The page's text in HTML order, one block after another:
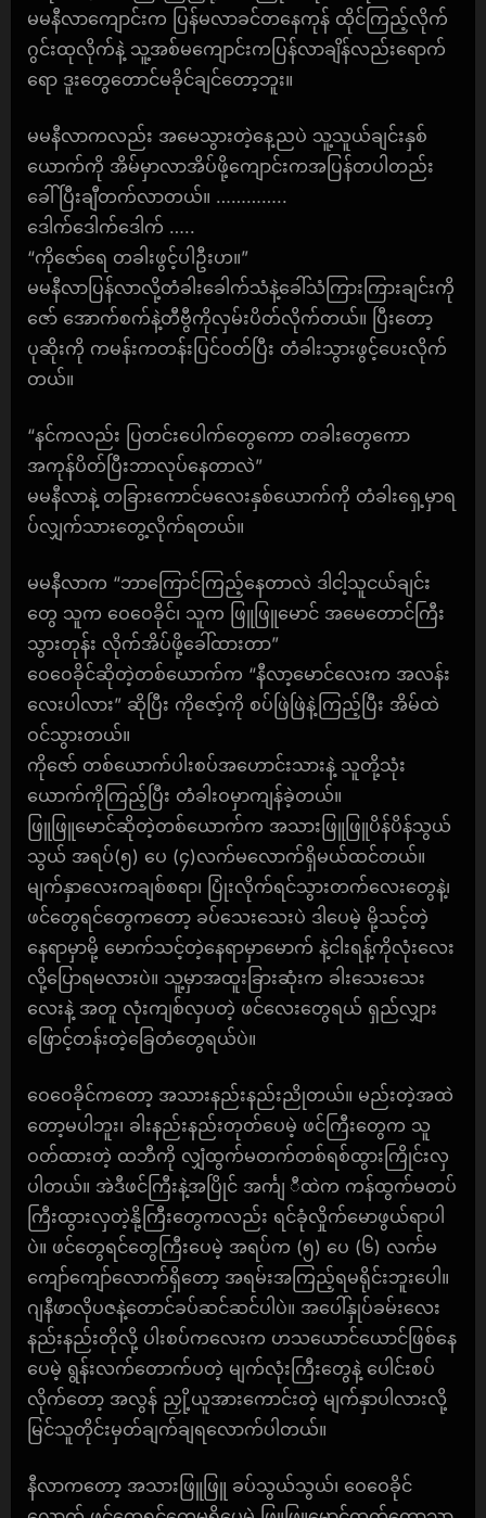
မမနီလာကျောင်းက ပြန်မလာခင်တနေကုန် ထိုင်ကြည့်လိုက်
ဂွင်းထုလိုက်နဲ့ သူ့အစ်မကျောင်းကပြန်လာချိန်လည်းရောက်
ရော ဒူးတွေတောင်မခိုင်ချင်တော့ဘူး။
မမနီလာကလည်း အမေသွားတဲ့နေ့ညပဲ သူ့သူယ်ချင်းနှစ်
ယောက်ကို အိမ်မှာလာအိပ်ဖို့ကျောင်းကအပြန်တပါတည်း
ခေါ်ပြီးချီတက်လာတယ်။ …………..
ဒေါက်ဒေါက်ဒေါက် …..
“ကိုဇော်ရေ တခါးဖွင့်ပါဦးဟ။”
မမနီလာပြန်လာလို့တံခါးခေါက်သံနဲ့ခေါ်သံကြားကြားချင်းကို
ဇော် အောက်စက်နဲ့တီဗွီကိုလှမ်းပိတ်လိုက်တယ်။ ပြီးတော့
ပုဆိုးကို ကမန်းကတန်းပြင်ဝတ်ပြီး တံခါးသွားဖွင့်ပေးလိုက်
တယ်။
“နင်ကလည်း ပြတင်းပေါက်တွေကော တခါးတွေကော
အကုန်ပိတ်ပြီးဘာလုပ်နေတာလဲ”
မမနီလာနဲ့ တခြားကောင်မလေးနှစ်ယောက်ကို တံခါးရှေ့မှာရ
ပ်လျှက်သားတွေ့လိုက်ရတယ်။
မမနီလာက “ဘာကြောင်ကြည့်နေတာလဲ ဒါငါ့သူငယ်ချင်း
တွေ သူက ဝေဝေခိုင်၊ သူက ဖြူဖြူမောင် အမေတောင်ကြီး
သွားတုန်း လိုက်အိပ်ဖို့ခေါ်ထားတာ”
ဝေဝေခိုင်ဆိုတဲ့တစ်ယောက်က “နီလာ့မောင်လေးက အလန်း
လေးပါလား” ဆိုပြီး ကိုဇော့်ကို စပ်ဖြဲဖြဲနဲ့ကြည့်ပြီး အိမ်ထဲ
ဝင်သွားတယ်။
ကိုဇော် တစ်ယောက်ပါးစပ်အဟောင်းသားနဲ့ သူတို့သုံး
ယောက်ကိုကြည့်ပြီး တံခါးဝမှာကျန်ခဲ့တယ်။
ဖြူဖြူမောင်ဆိုတဲ့တစ်ယောက်က အသားဖြူဖြူပိန်ပိန်သွယ်
သွယ် အရပ်(၅) ပေ (၄)လက်မလောက်ရှိမယ်ထင်တယ်။
မျက်နှာလေးကချစ်စရာ၊ ပြုံးလိုက်ရင်သွားတက်လေးတွေနဲ့၊
ဖင်တွေရင်တွေကတော့ ခပ်သေးသေးပဲ ဒါပေမဲ့ မို့သင့်တဲ့
နေရာမှာမို့ မောက်သင့်တဲ့နေရာမှာမောက် နဲ့ငါးရန့်ကိုလုံးလေး
လို့ပြောရမလားပဲ။ သူ့မှာအထူးခြားဆုံးက ခါးသေးသေး
လေးနဲ့ အတူ လုံးကျစ်လှပတဲ့ ဖင်လေးတွေရယ် ရှည်လျှား
ဖြောင့်တန်းတဲ့ခြေတံတွေရယ်ပဲ။
ဝေဝေခိုင်ကတော့ အသားနည်းနည်းညိုတယ်။ မည်းတဲ့အထဲ
တော့မပါဘူး၊ ခါးနည်းနည်းတုတ်ပေမဲ့ ဖင်ကြီးတွေက သူ
ဝတ်ထားတဲ့ ထဘီကို လျှံထွက်မတက်တစ်ရစ်ထွားကြိုင်းလှ
ပါတယ်။ အဲဒီဖင်ကြီးနဲ့အပြိုင် အင်္ကျ ီထဲက ကန်ထွက်မတပ်
ကြီးထွားလှတဲ့နို့ကြီးတွေကလည်း ရင်ခုံလှိုက်မောဖွယ်ရာပါ
ပဲ။ ဖင်တွေရင်တွေကြီးပေမဲ့ အရပ်က (၅) ပေ (၆) လက်မ
ကျော်ကျော်လောက်ရှိတော့ အရမ်းအကြည့်ရမရိုင်းဘူးပေါ။
ဂျနီဖာလိုပဇနဲ့တောင်ခပ်ဆင်ဆင်ပါပဲ။ အပေါ်နှုပ်ခမ်းလေး
နည်းနည်းတိုလို့ ပါးစပ်ကလေးက ဟသယောင်ယောင်ဖြစ်နေ
ပေမဲ့ ရွန်းလက်တောက်ပတဲ့ မျက်လုံးကြီးတွေနဲ့ ပေါင်းစပ်
လိုက်တော့ အလွန် ညှို့ယူအားကောင်းတဲ့ မျက်နှာပါလားလို့
မြင်သူတိုင်းမှတ်ချက်ချရလောက်ပါတယ်။
နီလာကတော့ အသားဖြူဖြူ ခပ်သွယ်သွယ်၊ ဝေဝေခိုင်